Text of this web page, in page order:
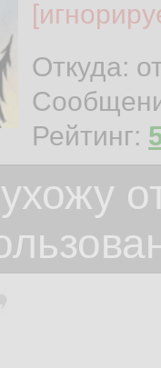
Откуда:
Рейтинг: